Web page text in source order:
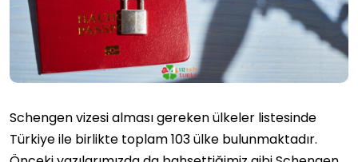
Schengen vizesi alması gereken ülkeler listesinde
Türkiye ile birlikte toplam 103 ülke bulunmaktadır.